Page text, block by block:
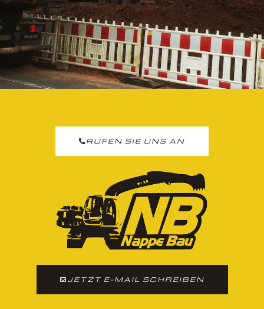
RUFEN SIE UNS AN
JETZT E-MAIL SCHREIBEN